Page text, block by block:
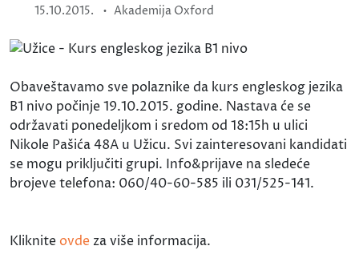
15.10.2015. • Akademija Oxford
Obaveštavamo sve polaznike da kurs engleskog jezika
B1 nivo počinje 19.10.2015. godine. Nastava će se
održavati ponedeljkom i sredom od 18:15h u ulici
Nikole Pašića 48A u Užicu. Svi zainteresovani kandidati
se mogu priključiti grupi. Info&prijave na sledeće
brojeve telefona: 060/40-60-585 ili 031/525-141.
Kliknite ovde za više informacija.